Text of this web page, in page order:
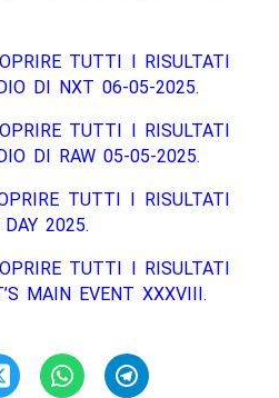
TUTTI I RISULTATI
DI NXT 06-05-2025.
TUTTI I RISULTATI
DI RAW 05-05-2025.
TUTTI I RISULTATI
DAY 2025.
TUTTI I RISULTATI
MAIN EVENT XXXVIII.